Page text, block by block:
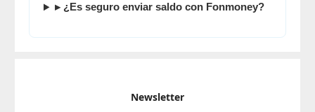
▸ ¿Es seguro enviar saldo con Fonmoney?
Newsletter